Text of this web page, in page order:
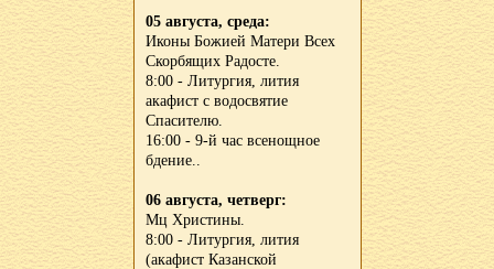
05 августа, среда:
Иконы Божией Матери Всех
Скорбящих Радосте.
8:00 - Литургия, лития
акафист с водосвятие
Спасителю.
16:00 - 9-й час всенощное
бдение..
06 августа, четверг:
Мц Христины.
8:00 - Литургия, лития
(акафист Казанской